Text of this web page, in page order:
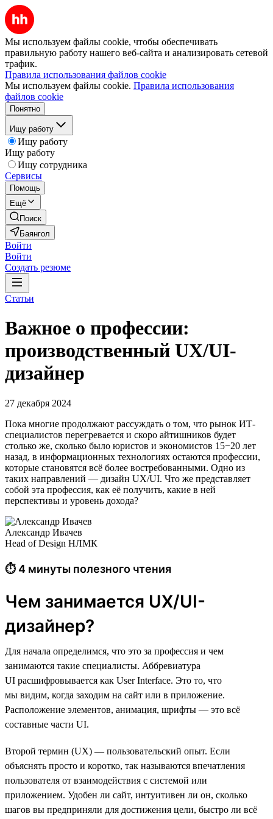
Мы используем файлы cookie, чтобы обеспечивать
правильную работу нашего веб-сайта и анализировать сетевой
трафик.
Правила использования файлов cookie
Мы используем файлы cookie. Правила использования
файлов cookie
Понятно
Ищу работу
Ищу работу
Ищу работу
Ищу сотрудника
Сервисы
Помощь
Ещё
Поиск
Баянгол
Войти
Войти
Создать резюме
Статьи
Важное о профессии:
производственный UX/UI-
дизайнер
27 декабря 2024
Пока многие продолжают рассуждать о том, что рынок ИТ-
специалистов перегревается и скоро айтишников будет
столько же, сколько было юристов и экономистов 15−20 лет
назад, в информационных технологиях остаются профессии,
которые становятся всё более востребованными. Одно из
таких направлений — дизайн UX/UI. Что же представляет
собой эта профессия, как её получить, какие в ней
перспективы и уровень дохода?
Александр Ивачев
Head of Design НЛМК
⏱ 4 минуты полезного чтения
Чем занимается UX/UI-
дизайнер?
Для начала определимся, что это за профессия и чем
занимаются такие специалисты. Аббревиатура
UI расшифровывается как User Interface. Это то, что
мы видим, когда заходим на сайт или в приложение.
Расположение элементов, анимация, шрифты — это всё
составные части UI.
Второй термин (UX) — пользовательский опыт. Если
объяснять просто и коротко, так называются впечатления
пользователя от взаимодействия с системой или
приложением. Удобен ли сайт, интуитивен ли он, сколько
шагов вы предприняли для достижения цели, быстро ли всё